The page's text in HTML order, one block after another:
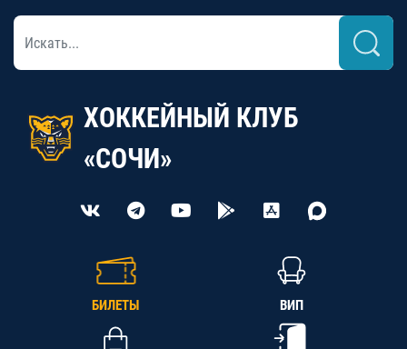
ХОККЕЙНЫЙ КЛУБ
«СОЧИ»
БИЛЕТЫ ВИП